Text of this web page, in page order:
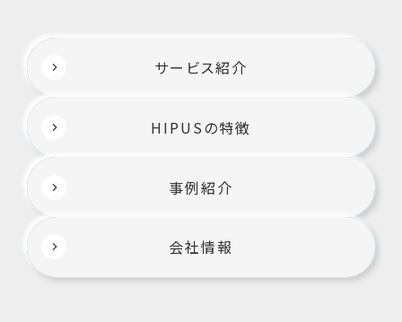
サービス紹介
HIPUSの特徴
事例紹介
会社情報